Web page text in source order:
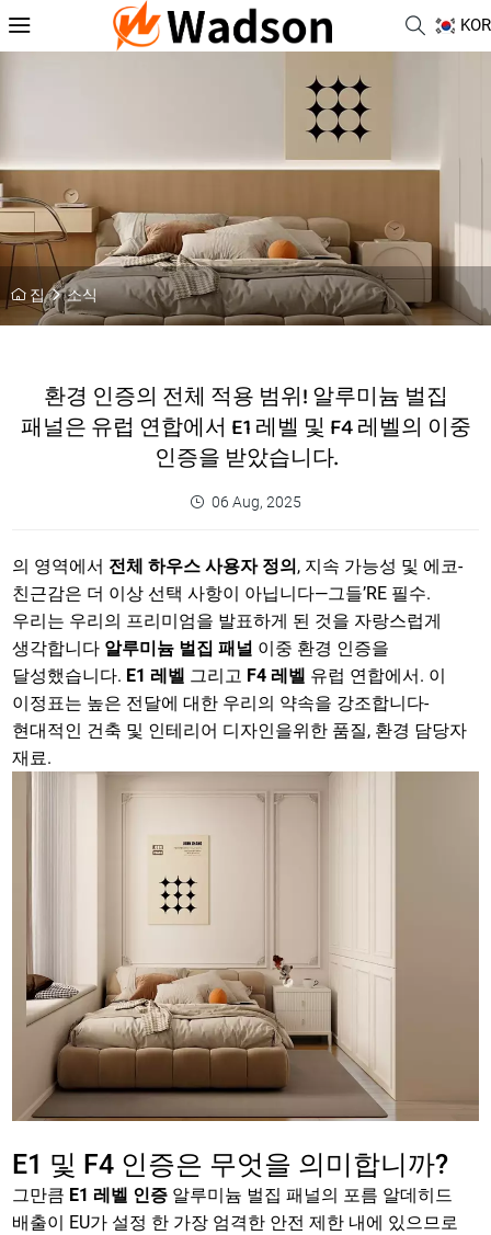
KOR
집 소식
환경 인증의 전체 적용 범위! 알루미늄 벌집
패널은 유럽 연합에서 E1 레벨 및 F4 레벨의 이중
인증을 받았습니다.
06 Aug, 2025
의 영역에서 전체 하우스 사용자 정의, 지속 가능성 및 에코-
친근감은 더 이상 선택 사항이 아닙니다—그들’RE 필수.
우리는 우리의 프리미엄을 발표하게 된 것을 자랑스럽게
생각합니다 알루미늄 벌집 패널 이중 환경 인증을
달성했습니다. E1 레벨 그리고 F4 레벨 유럽 연합에서. 이
이정표는 높은 전달에 대한 우리의 약속을 강조합니다-
현대적인 건축 및 인테리어 디자인을위한 품질, 환경 담당자
재료.
E1 및 F4 인증은 무엇을 의미합니까?
그만큼 E1 레벨 인증 알루미늄 벌집 패널의 포름 알데히드
배출이 EU가 설정 한 가장 엄격한 안전 제한 내에 있으므로